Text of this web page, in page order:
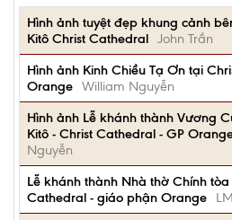
Hình ảnh tuyệt đẹp khung cảnh
Kitô Christ Cathedral John Trần
Hình ảnh Kinh Chiều Tạ Ơn tại
Orange William Nguyễn
Hình ảnh Lễ khánh thành Vương
Kitô - Christ Cathedral - GP
Nguyễn
Lễ khánh thành Nhà thờ Chính
Cathedral - giáo phận Orange